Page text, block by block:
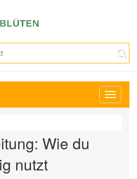
Wie du
nutzt